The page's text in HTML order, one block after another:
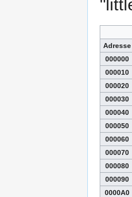
Adresse
000000
000010
000020
000030
000040
000050
000060
000070
000080
000090
0000A0